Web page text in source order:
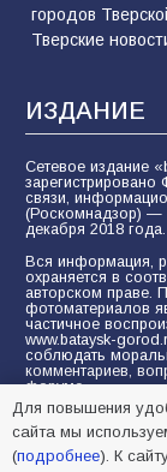
городов
Тверские
ИЗДАНИЕ
Сетевое издание
связи,
(Роскомнадзор) —
декабря 2018 года.
Вся информация,
охраняется в
авторском праве.
фотоматериалов
частичное
www.bataysk-
соблюдать
комментариев,
форуме.
Политика
Согласие на
сервисов
Для повышения
сайта мы
(подробнее). К